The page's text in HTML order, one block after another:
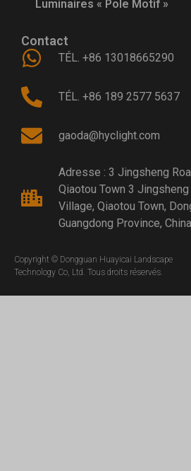
Luminaires « Pole Motif »
Contact
TÉL. +86 13018665290
TÉL. +86 189 2577 5637
gaoda@hyclight.com
Adresse : 3 Jingsheng
Qiaotou Town 3 Jingsheng
Village, Qiaotou Town,
Guangdong Province, China
Copyright © Dongguan Huayicai Landscape
Technology Co, Ltd. Tous droits réservés.